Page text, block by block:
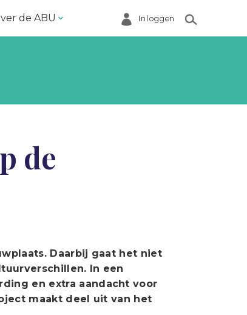
de ABU
de ABU
en reglementen
Inloggen
de
Daarbij gaat het niet
In een
en extra aandacht voor
maakt deel uit van het